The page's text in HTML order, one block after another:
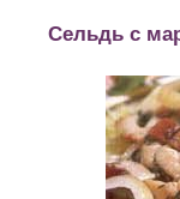
Сельдь с